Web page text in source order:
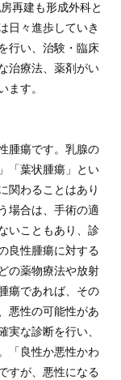
再建も形成外科と
日々進歩していき
行い、治験・臨床
治療法、薬剤がい
ます。
腫瘍です。乳腺の
「葉状腫瘍」とい
関わることはあり
場合は、手術の適
いこともあり、診
良性腫瘍に対する
の薬物療法や放射
瘍であれば、その
悪性の可能性があ
実な診断を行い、
「良性か悪性かわ
すが、悪性になる